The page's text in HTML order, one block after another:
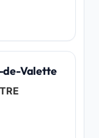
de-Valette